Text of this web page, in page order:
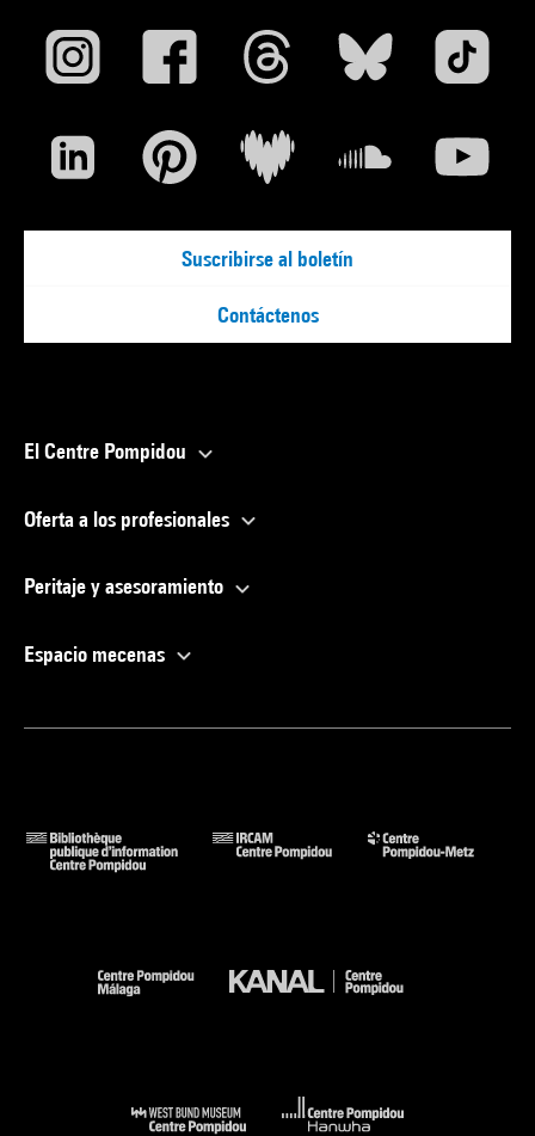
Suscribirse al boletín
Contáctenos
El Centre Pompidou
Oferta a los profesionales
Peritaje y asesoramiento
Espacio mecenas